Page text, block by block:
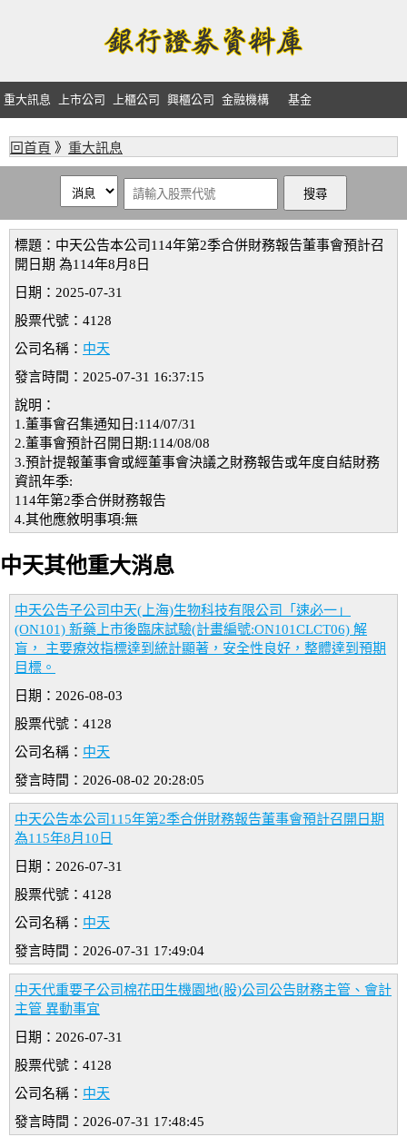
重大訊息 上市公司 上櫃公司 興櫃公司 金融機構 基金
回首頁 》 重大訊息
標題：中天公告本公司114年第2季合併財務報告董事會預計召
開日期 為114年8月8日
日期：2025-07-31
股票代號：4128
公司名稱： 中天
發言時間：2025-07-31 16:37:15
說明：
1.董事會召集通知日:114/07/31
2.董事會預計召開日期:114/08/08
3.預計提報董事會或經董事會決議之財務報告或年度自結財務
資訊年季:
114年第2季合併財務報告
4.其他應敘明事項:無
中天其他重大消息
中天公告子公司中天(上海)生物科技有限公司「速必一」
(ON101) 新藥上市後臨床試驗(計畫編號:ON101CLCT06) 解
盲， 主要療效指標達到統計顯著，安全性良好，整體達到預期
目標。
日期：2026-08-03
股票代號：4128
公司名稱： 中天
發言時間：2026-08-02 20:28:05
中天公告本公司115年第2季合併財務報告董事會預計召開日期
為115年8月10日
日期：2026-07-31
股票代號：4128
公司名稱： 中天
發言時間：2026-07-31 17:49:04
中天代重要子公司棉花田生機園地(股)公司公告財務主管、會計
主管 異動事宜
日期：2026-07-31
股票代號：4128
公司名稱： 中天
發言時間：2026-07-31 17:48:45